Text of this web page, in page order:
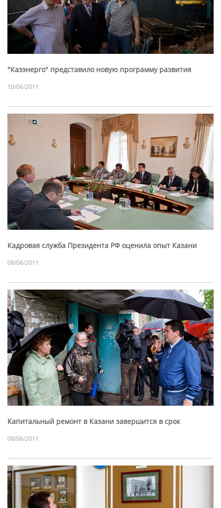
"Казэнерго" представило новую программу развития
10/06/2011
Кадровая служба Президента РФ оценила опыт Казани
08/06/2011
Капитальный ремонт в Казани завершится в срок
08/06/2011